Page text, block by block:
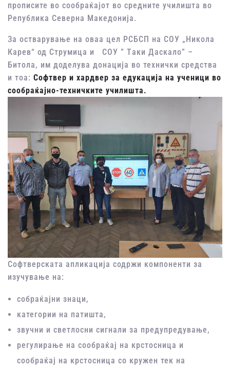
прописите во сообраќајот во средните училишта во
Република Северна Македонија.
За остварување на оваа цел РСБСП на СОУ „Никола
Карев“ од Струмица и СОУ ” Tаки Даскало” –
Битола, им доделува донација во технички средства
и тоа: Софтвер и хардвер за едукација на ученици во
сообраќајно-техничките училишта.
Софтверската апликација содржи компоненти за
изучување на:
собраќајни знаци,
категории на патишта,
звучни и светлосни сигнали за предупредување,
регулирање на сообраќај на крстосница и
сообраќај на крстосница со кружен тек на